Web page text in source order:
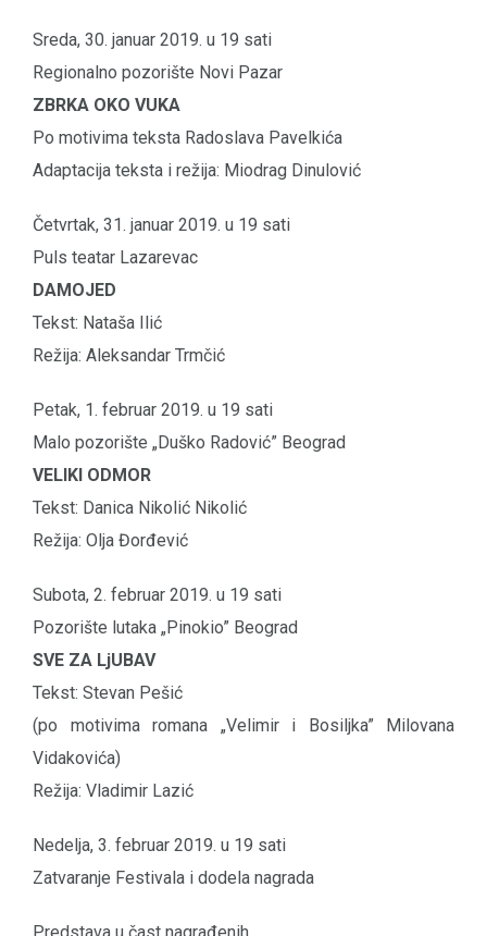
Sreda, 30. januar 2019. u 19 sati
Regionalno pozorište Novi Pazar
ZBRKA OKO VUKA
Po motivima teksta Radoslava Pavelkića
Adaptacija teksta i režija: Miodrag Dinulović
Četvrtak, 31. januar 2019. u 19 sati
Puls teatar Lazarevac
DAMOJED
Tekst: Nataša Ilić
Režija: Aleksandar Trmčić
Petak, 1. februar 2019. u 19 sati
Malo pozorište „Duško Radović” Beograd
VELIKI ODMOR
Tekst: Danica Nikolić Nikolić
Režija: Olja Đorđević
Subota, 2. februar 2019. u 19 sati
Pozorište lutaka „Pinokio” Beograd
SVE ZA LjUBAV
Tekst: Stevan Pešić
(po motivima romana „Velimir i Bosiljka” Milovana
Vidakovića)
Režija: Vladimir Lazić
Nedelja, 3. februar 2019. u 19 sati
Zatvaranje Festivala i dodela nagrada